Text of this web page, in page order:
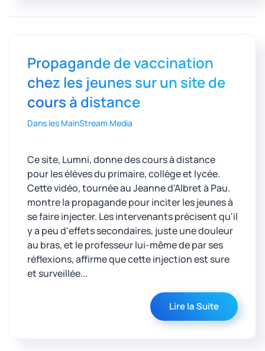
Propagande de vaccination
chez les jeunes sur un site de
cours à distance
Dans les MainStream Media
Ce site, Lumni, donne des cours à distance
pour les élèves du primaire, collège et lycée.
Cette vidéo, tournée au Jeanne d'Albret à Pau.
montre la propagande pour inciter les jeunes à
se faire injecter. Les intervenants précisent qu'il
y a peu d'effets secondaires, juste une douleur
au bras, et le professeur lui-même de par ses
réflexions, affirme que cette injection est sure
et surveillée...
Lire la Suite